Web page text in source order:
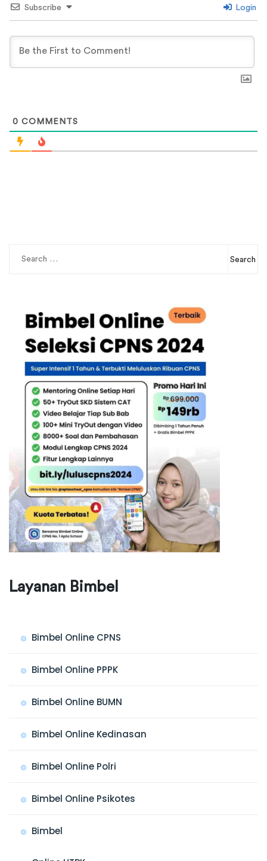
Subscribe Login
0 COMMENTS
Search
Layanan Bimbel
Bimbel Online CPNS
Bimbel Online PPPK
Bimbel Online BUMN
Bimbel Online Kedinasan
Bimbel Online Polri
Bimbel Online Psikotes
Bimbel